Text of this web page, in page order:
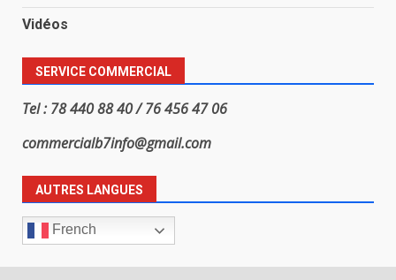
Vidéos
SERVICE COMMERCIAL
Tel : 78 440 88 40 / 76 456 47 06
commercialb7info@gmail.com
AUTRES LANGUES
French